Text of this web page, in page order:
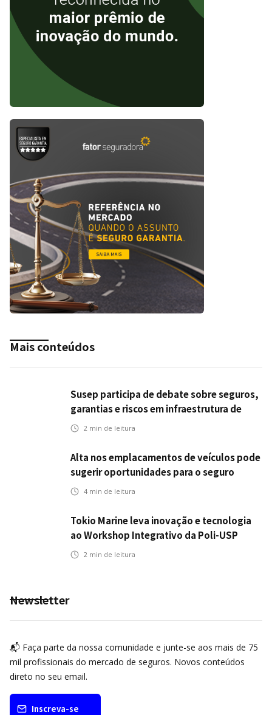
Mais conteúdos
Susep participa de debate sobre seguros,
garantias e riscos em infraestrutura de
transportes
2 min de leitura
Alta nos emplacamentos de veículos pode
sugerir oportunidades para o seguro
automotivo
4 min de leitura
Tokio Marine leva inovação e tecnologia
ao Workshop Integrativo da Poli-USP
2 min de leitura
Newsletter
📬 Faça parte da nossa comunidade e junte-se aos mais de 75
mil profissionais do mercado de seguros. Novos conteúdos
direto no seu email.
Inscreva-se